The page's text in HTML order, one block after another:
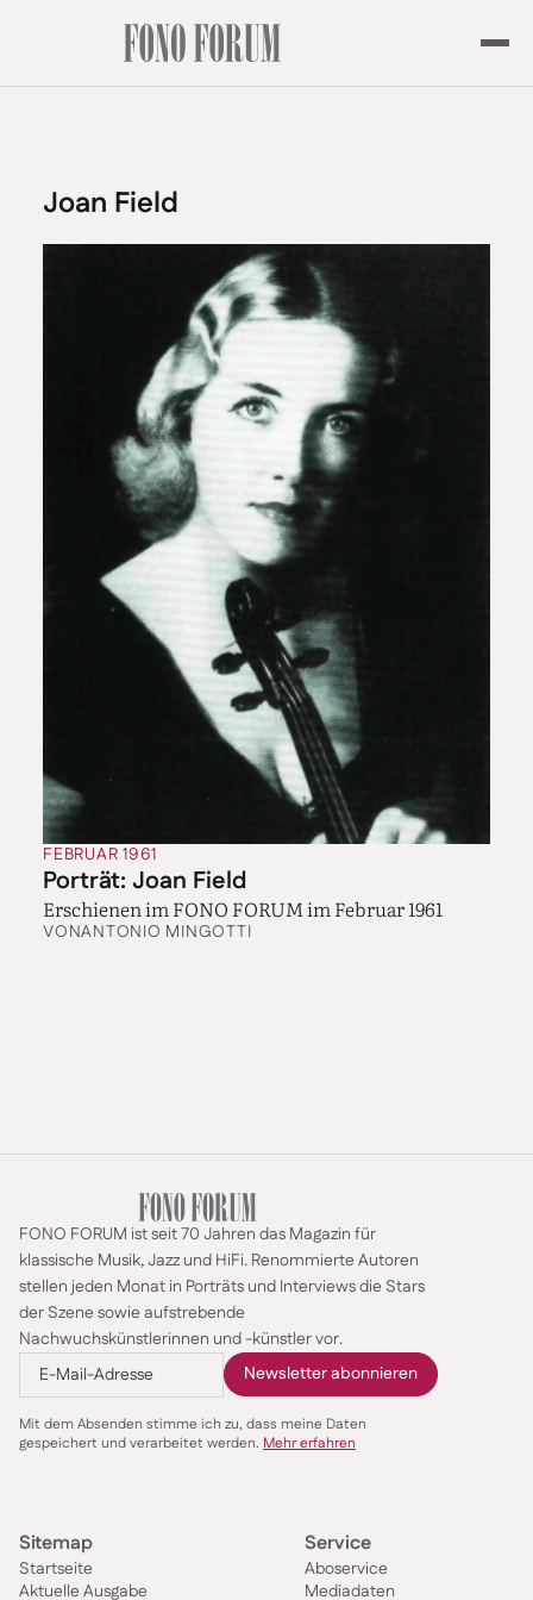
Joan Field
FEBRUAR 1961
Porträt: Joan Field
Erschienen im FONO FORUM im Februar 1961
VONANTONIO MINGOTTI
FONO FORUM ist seit 70 Jahren das Magazin für
klassische Musik, Jazz und HiFi. Renommierte Autoren
stellen jeden Monat in Porträts und Interviews die Stars
der Szene sowie aufstrebende
Nachwuchskünstlerinnen und -künstler vor.
Mit dem Absenden stimme ich zu, dass meine Daten
gespeichert und verarbeitet werden. Mehr erfahren
Sitemap
Startseite
Aktuelle Ausgabe
Service
Aboservice
Mediadaten